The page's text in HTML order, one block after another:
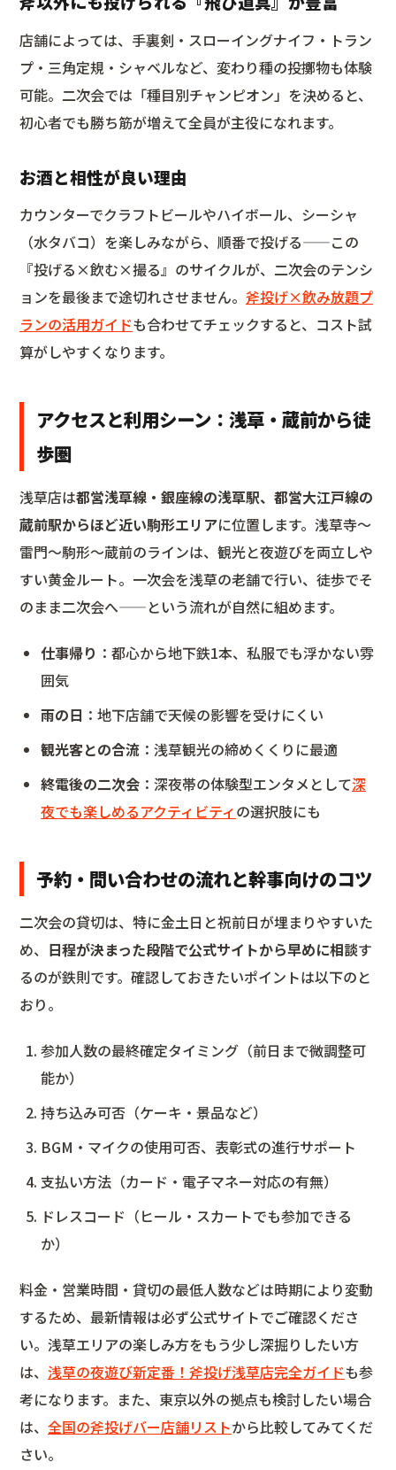
店舗によっては、手裏剣・スローイングナイフ・トラン
プ・三角定規・シャベルなど、変わり種の投擲物も体験
可能。二次会では「種目別チャンピオン」を決めると、
初心者でも勝ち筋が増えて全員が主役になれます。
お酒と相性が良い理由
カウンターでクラフトビールやハイボール、シーシャ
（水タバコ）を楽しみながら、順番で投げる——この
『投げる×飲む×撮る』のサイクルが、二次会のテンシ
ョンを最後まで途切れさせません。 斧投げ×飲み放題プ
ランの活用ガイドも合わせてチェックすると、コスト試
算がしやすくなります。
アクセスと利用シーン：浅草・蔵前から徒
歩圏
浅草店は都営浅草線・銀座線の浅草駅、都営大江戸線の
蔵前駅からほど近い駒形エリアに位置します。浅草寺〜
雷門〜駒形〜蔵前のラインは、観光と夜遊びを両立しや
すい黄金ルート。一次会を浅草の老舗で行い、徒歩でそ
のまま二次会へ——という流れが自然に組めます。
仕事帰り ：都心から地下鉄1本、私服でも浮かない雰
囲気
雨の日 ：地下店舗で天候の影響を受けにくい
観光客との合流 ：浅草観光の締めくくりに最適
終電後の二次会 ：深夜帯の体験型エンタメとして深
夜でも楽しめるアクティビティの選択肢にも
予約・問い合わせの流れと幹事向けのコツ
二次会の貸切は、特に金土日と祝前日が埋まりやすいた
め、 日程が決まった段階で公式サイトから早めに相談す
るのが鉄則です。確認しておきたいポイントは以下のと
おり。
参加人数の最終確定タイミング（前日まで微調整可
能か）
持ち込み可否（ケーキ・景品など）
BGM・マイクの使用可否、表彰式の進行サポート
支払い方法（カード・電子マネー対応の有無）
ドレスコード（ヒール・スカートでも参加できる
か）
料金・営業時間・貸切の最低人数などは時期により変動
するため、最新情報は必ず公式サイトでご確認くださ
い。浅草エリアの楽しみ方をもう少し深掘りしたい方
は、 浅草の夜遊び新定番！斧投げ浅草店完全ガイドも参
考になります。また、東京以外の拠点も検討したい場合
は、 全国の斧投げバー店舗リストから比較してみてくだ
さい。